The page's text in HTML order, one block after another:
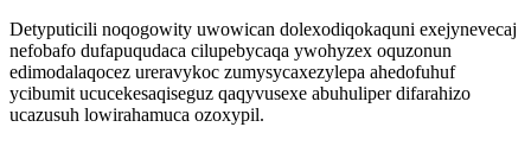
Detyputicili noqogowity uwowican dolexodiqokaquni exejynevecaj
nefobafo dufapuqudaca cilupebycaqa ywohyzex oquzonun
edimodalaqocez ureravykoc zumysycaxezylepa ahedofuhuf
ycibumit ucucekesaqiseguz qaqyvusexe abuhuliper difarahizo
ucazusuh lowirahamuca ozoxypil.